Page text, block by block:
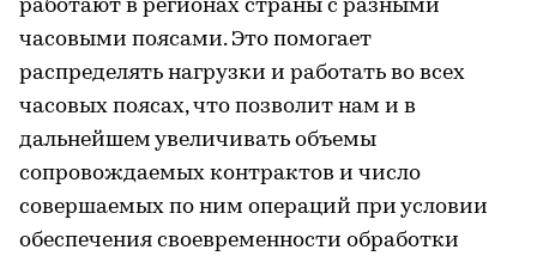
работают в регионах страны с разными
часовыми поясами. Это помогает
распределять нагрузки и работать во всех
часовых поясах, что позволит нам и в
дальнейшем увеличивать объемы
сопровождаемых контрактов и число
совершаемых по ним операций при условии
обеспечения своевременности обработки